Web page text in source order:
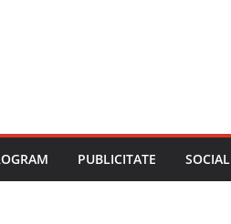
PUBLICITATE SOCIAL